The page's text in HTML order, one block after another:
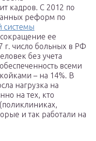
кадров. С 2012 по
реформ по
системы
ее
г. число больных в РФ
без учета
всеми
– на 14%. В
нагрузка на
на тех, кто
и так работали на